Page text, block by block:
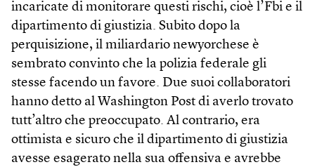
incaricate di monitorare questi rischi, cioè l’Fbi e il
dipartimento di giustizia. Subito dopo la
perquisizione, il miliardario newyorchese è
sembrato convinto che la polizia federale gli
stesse facendo un favore. Due suoi collaboratori
hanno detto al Washington Post di averlo trovato
tutt’altro che preoccupato. Al contrario, era
ottimista e sicuro che il dipartimento di giustizia
avesse esagerato nella sua offensiva e avrebbe